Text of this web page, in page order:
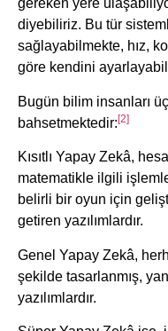
gereken yere
diyebiliriz. Bu tür
sağlayabilmekte, hız,
göre kendini
Bugün bilim insanları
bahsetmektedir:[2]
Kısıtlı Yapay Zekâ,
matematikle ilgili
belirli bir oyun için
getiren yazılımlardır.
Genel Yapay Zekâ,
şekilde tasarlanmış,
yazılımlardır.